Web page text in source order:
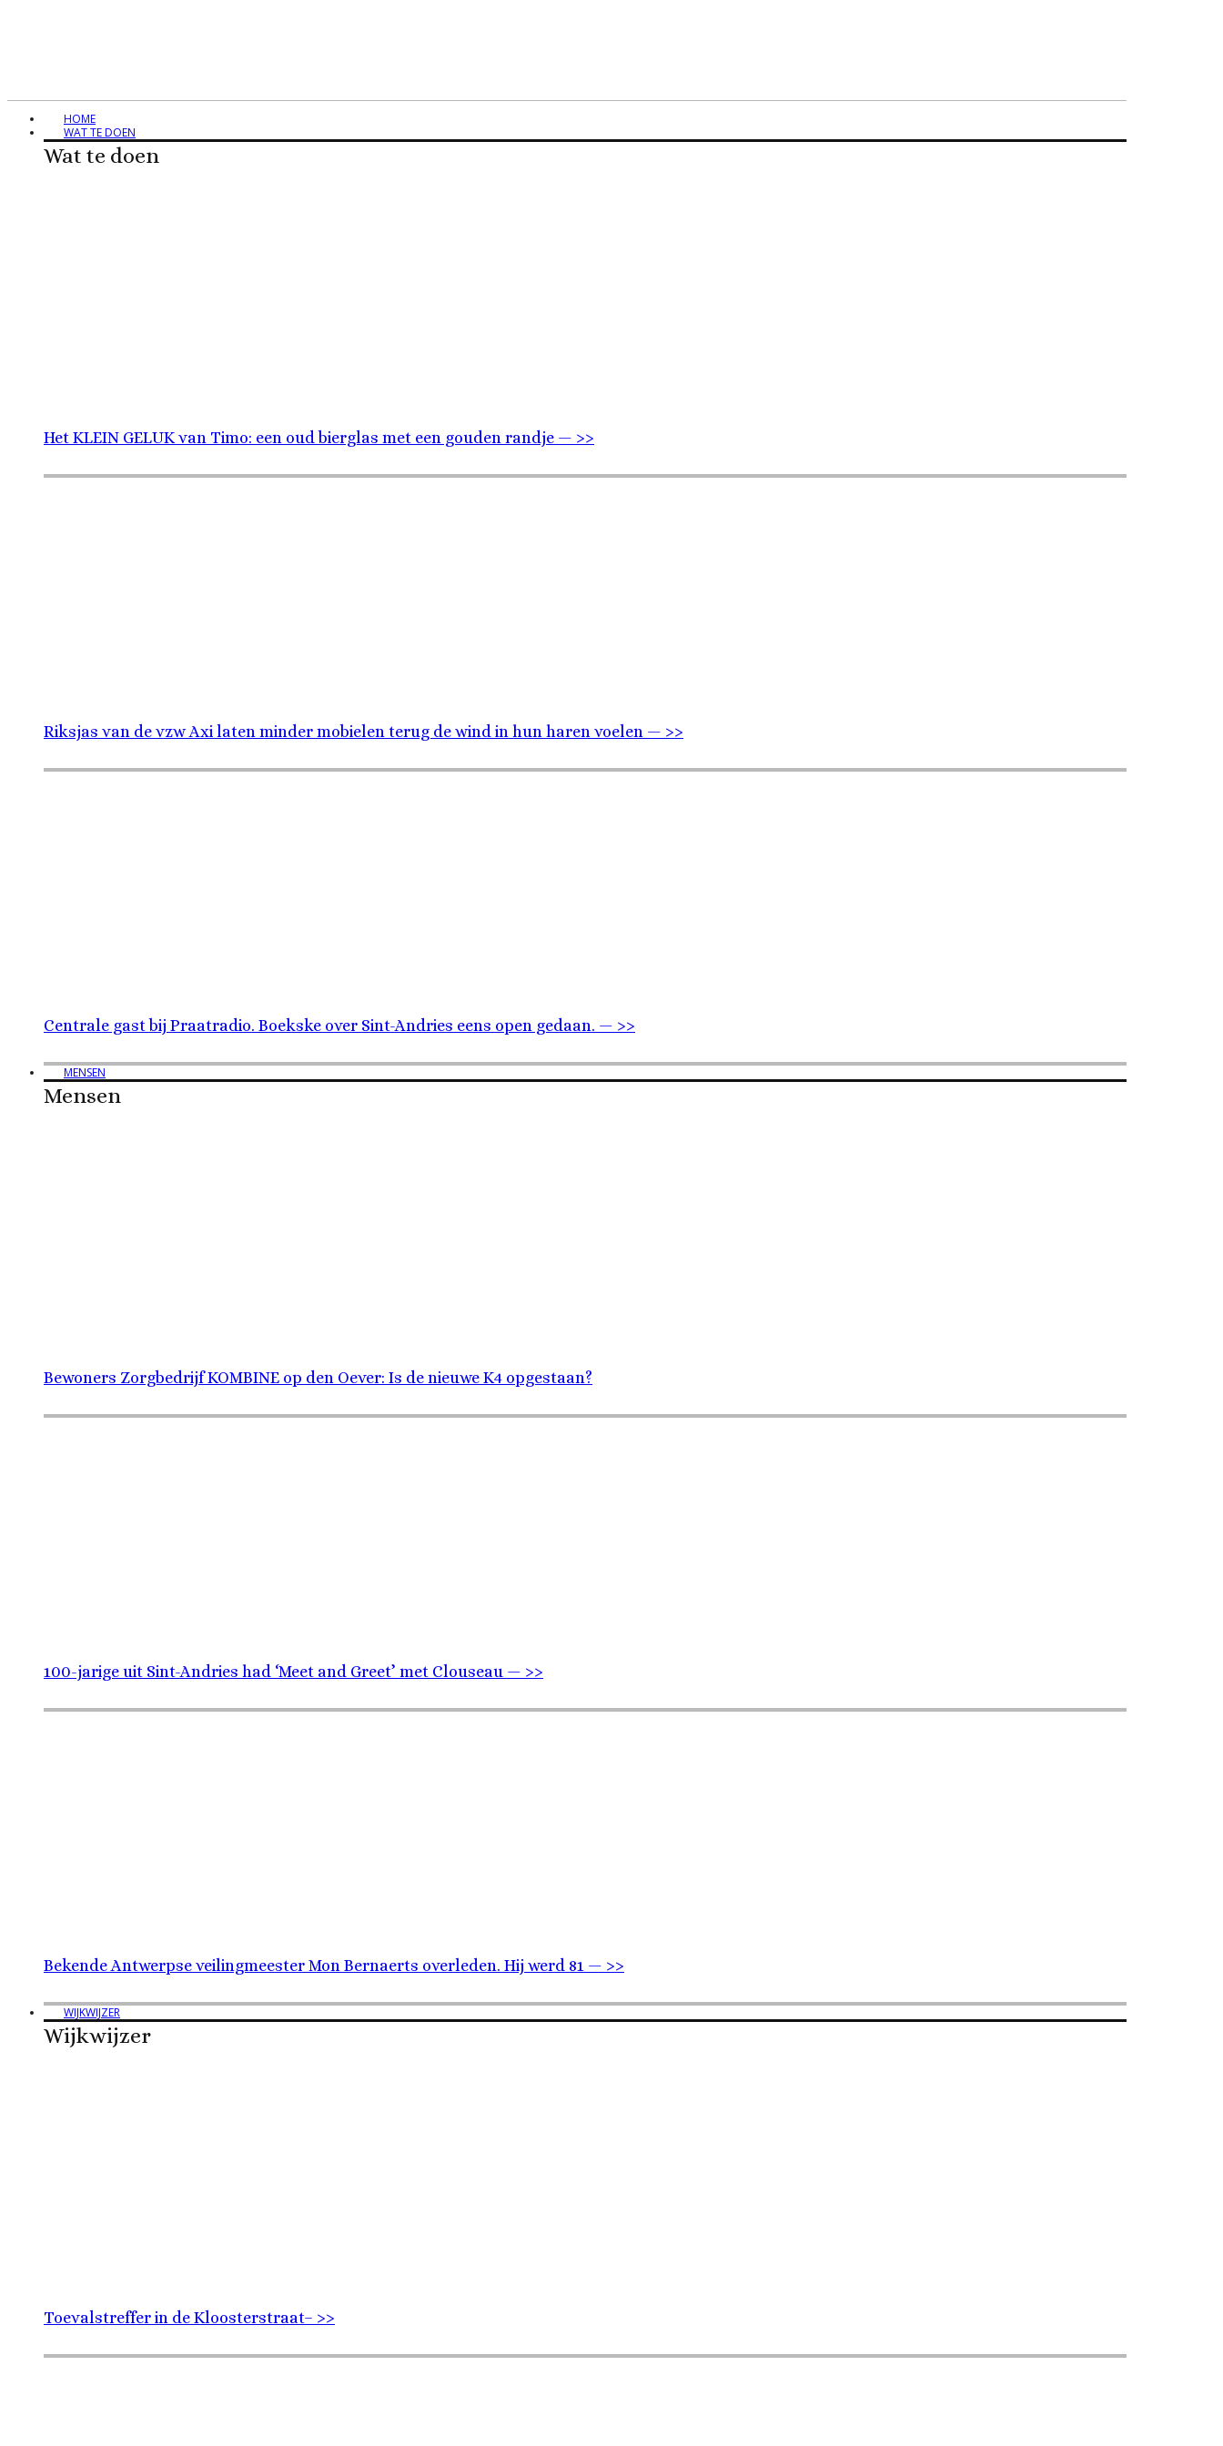
HOME
WAT TE DOEN
Wat te doen
Het KLEIN GELUK van Timo: een oud bierglas met een gouden randje — >>
Riksjas van de vzw Axi laten minder mobielen terug de wind in hun haren voelen — >>
Centrale gast bij Praatradio. Boekske over Sint-Andries eens open gedaan. — >>
MENSEN
Mensen
Bewoners Zorgbedrijf KOMBINE op den Oever: Is de nieuwe K4 opgestaan?
100-jarige uit Sint-Andries had ‘Meet and Greet’ met Clouseau — >>
Bekende Antwerpse veilingmeester Mon Bernaerts overleden. Hij werd 81 — >>
WIJKWIJZER
Wijkwijzer
Toevalstreffer in de Kloosterstraat– >>